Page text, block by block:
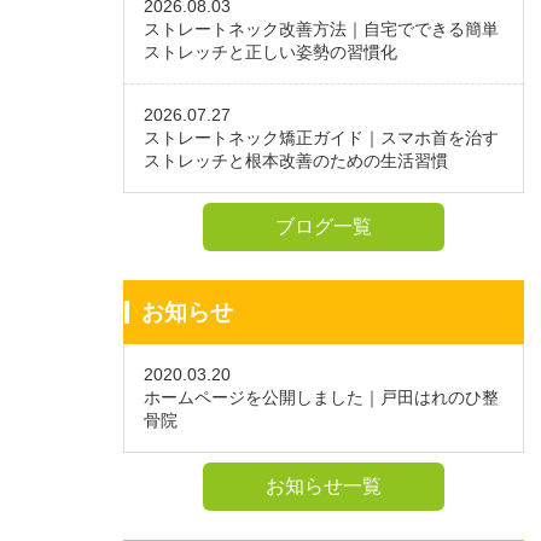
2026.08.03
ストレートネック改善方法｜自宅でできる簡単
ストレッチと正しい姿勢の習慣化
2026.07.27
ストレートネック矯正ガイド｜スマホ首を治す
ストレッチと根本改善のための生活習慣
ブログ一覧
お知らせ
2020.03.20
ホームページを公開しました｜戸田はれのひ整
骨院
お知らせ一覧